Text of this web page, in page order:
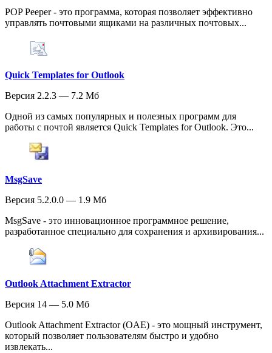
POP Peeper - это программа, которая позволяет эффективно
управлять почтовыми ящиками на различных почтовых...
Quick Templates for Outlook
Версия 2.2.3 — 7.2 Мб
Одной из самых популярных и полезных программ для
работы с почтой является Quick Templates for Outlook. Это...
MsgSave
Версия 5.2.0.0 — 1.9 Мб
MsgSave - это инновационное программное решение,
разработанное специально для сохранения и архивирования...
Outlook Attachment Extractor
Версия 14 — 5.0 Мб
Outlook Attachment Extractor (OAE) - это мощный инструмент,
который позволяет пользователям быстро и удобно
извлекать...